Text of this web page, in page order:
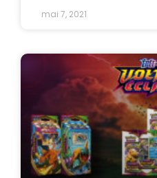
mai 7, 2021